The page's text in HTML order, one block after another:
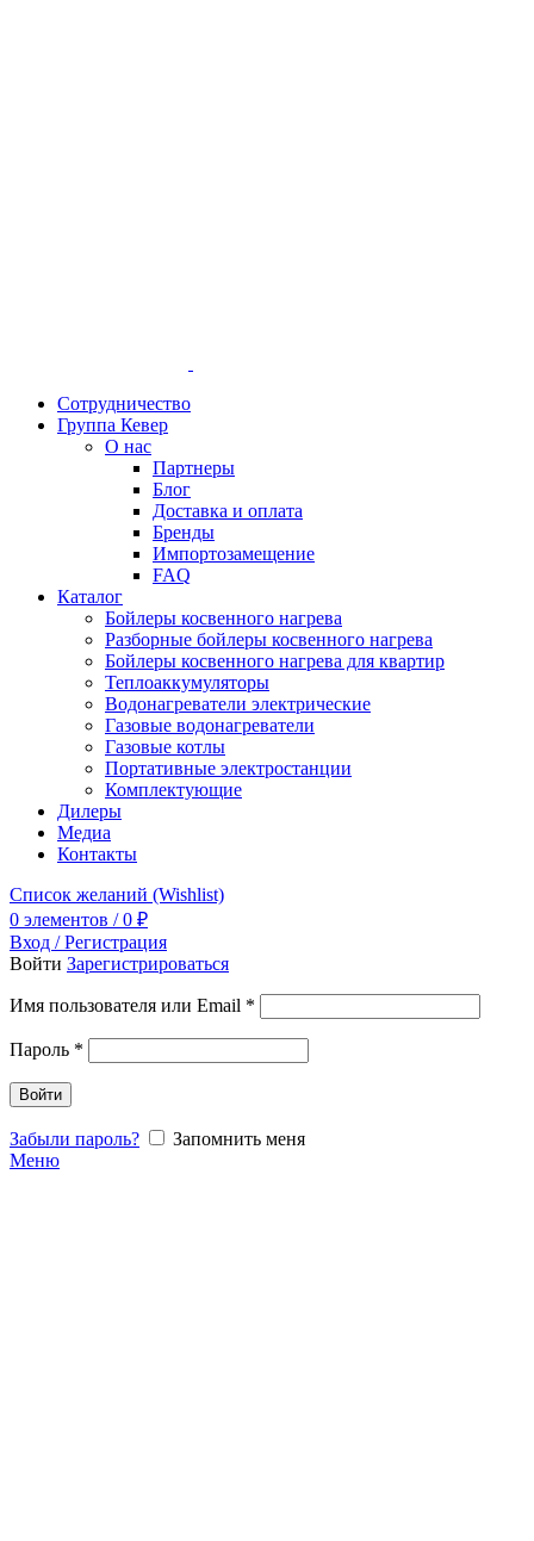
Сотрудничество
Группа Кевер
О нас
Партнеры
Блог
Доставка и оплата
Бренды
Импортозамещение
FAQ
Каталог
Бойлеры косвенного нагрева
Разборные бойлеры косвенного нагрева
Бойлеры косвенного нагрева для квартир
Теплоаккумуляторы
Водонагреватели электрические
Газовые водонагреватели
Газовые котлы
Портативные электростанции
Комплектующие
Дилеры
Медиа
Контакты
Список желаний (Wishlist)
0 элементов / 0 ₽
Вход / Регистрация
Войти Зарегистрироваться
Имя пользователя или Email *
Пароль *
Войти
Забыли пароль?
Запомнить меня
Меню